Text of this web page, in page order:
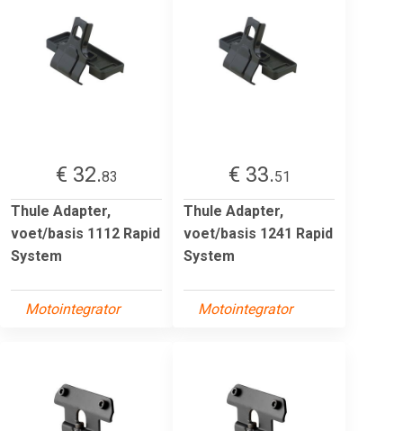
€ 32.83
Thule Adapter,
voet/basis 1112 Rapid
System
Motointegrator
€ 33.51
Thule Adapter,
voet/basis 1241 Rapid
System
Motointegrator